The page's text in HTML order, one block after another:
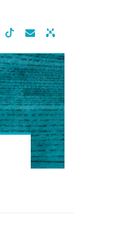
 